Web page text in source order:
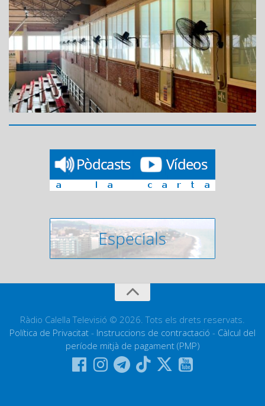
Ràdio Calella Televisió © 2026. Tots els drets reservats.
Política de Privacitat - Instruccions de contractació - Càlcul del
període mitjà de pagament (PMP)